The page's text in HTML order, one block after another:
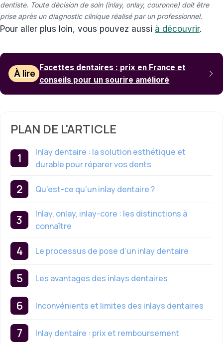
dentiste. Toute décision de soin (inlay, onlay, couronne) doit être
prise après un diagnostic clinique réalisé par un professionnel.
Pour aller plus loin, vous pouvez aussi à découvrir.
À lire
Facettes dentaires : prix en France et
conseils pour un sourire amélioré
PLAN DE L'ARTICLE
Inlay dentaire : la solution esthétique et
durable pour réparer vos dents
Qu’est-ce qu’un inlay dentaire ?
Inlay, onlay, inlay-core : les distinctions à
connaître
Le processus de pose d’un inlay dentaire
Les avantages des inlays dentaires
Inconvénients et limites des inlays dentaires
Inlay dentaire : prix et remboursement